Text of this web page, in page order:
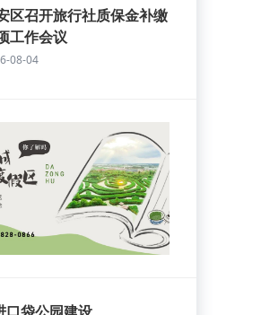
区召开旅行社质保金补缴
工作会议
08-04